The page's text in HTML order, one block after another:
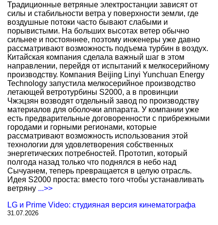
Традиционные ветряные электростанции зависят от
силы и стабильности ветра у поверхности земли, где
воздушные потоки часто бывают слабыми и
порывистыми. На больших высотах ветер обычно
сильнее и постояннее, поэтому инженеры уже давно
рассматривают возможность подъема турбин в воздух.
Китайская компания сделала важный шаг в этом
направлении, перейдя от испытаний к мелкосерийному
производству. Компания Beijing Linyi Yunchuan Energy
Technology запустила мелкосерийное производство
летающей ветротурбины S2000, а в провинции
Чжэцзян возводят отдельный завод по производству
материалов для оболочки аппарата. У компании уже
есть предварительные договоренности с прибрежными
городами и горными регионами, которые
рассматривают возможность использования этой
технологии для удовлетворения собственных
энергетических потребностей. Прототип, который
полгода назад только что поднялся в небо над
Сычуанем, теперь превращается в целую отрасль.
Идея S2000 проста: вместо того чтобы устанавливать
ветряну ...>>
LG и Prime Video: студияная версия кинематографа
31.07.2026